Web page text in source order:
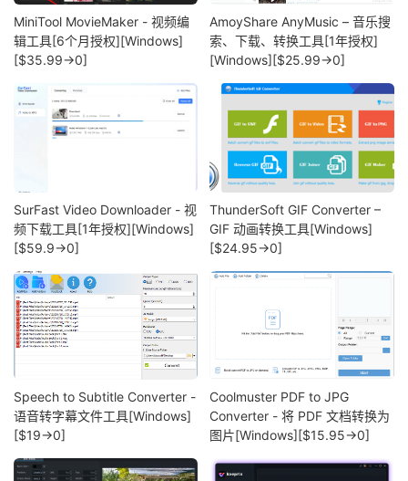
MiniTool MovieMaker - 视频编
辑工具[6个月授权][Windows]
[$35.99→0]
AmoyShare AnyMusic – 音乐搜
索、下载、转换工具[1年授权]
[Windows][$25.99→0]
SurFast Video Downloader - 视
频下载工具[1年授权][Windows]
[$59.9→0]
ThunderSoft GIF Converter –
GIF 动画转换工具[Windows]
[$24.95→0]
Speech to Subtitle Converter -
语音转字幕文件工具[Windows]
[$19→0]
Coolmuster PDF to JPG
Converter - 将 PDF 文档转换为
图片[Windows][$15.95→0]